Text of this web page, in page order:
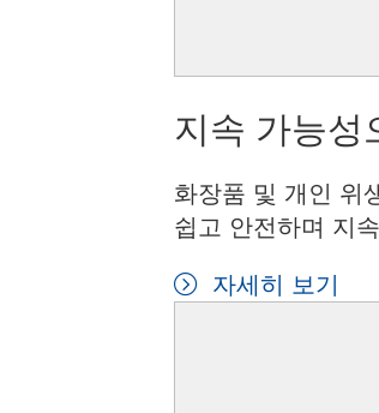
지속 가능성
화장품 및 개인 위
쉽고 안전하며 지
자세히 보기